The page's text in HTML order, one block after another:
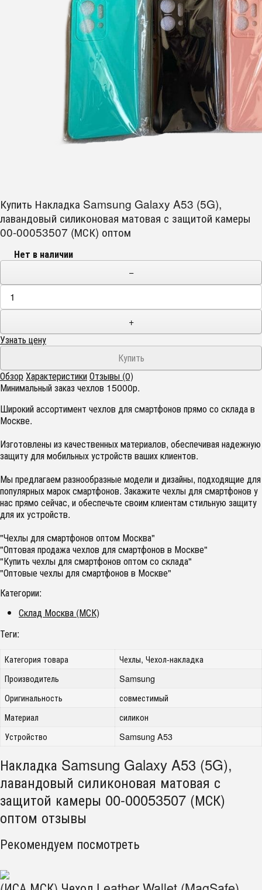
Купить Накладка Samsung Galaxy A53 (5G),
лавандовый силиконовая матовая с защитой камеры
00-00053507 (МСК) оптом
Нет в наличии
−
+
Узнать цену
ОбзорХарактеристикиОтзывы (0)
Минимальный заказ чехлов 15000р.
Широкий ассортимент чехлов для смартфонов прямо со склада в
Москве.
Изготовлены из качественных материалов, обеспечивая надежную
защиту для мобильных устройств ваших клиентов.
Мы предлагаем разнообразные модели и дизайны, подходящие для
популярных марок смартфонов. Закажите чехлы для смартфонов у
нас прямо сейчас, и обеспечьте своим клиентам стильную защиту
для их устройств.
"Чехлы для смартфонов оптом Москва"
"Оптовая продажа чехлов для смартфонов в Москве"
"Купить чехлы для смартфонов оптом со склада"
"Оптовые чехлы для смартфонов в Москве"
Категории:
Склад Москва (МСК)
Теги:
Категория товара
Чехлы, Чехол-накладка
Производитель
Samsung
Оригинальность
совместимый
Материал
силикон
Устройство
Samsung A53
Накладка Samsung Galaxy A53 (5G),
лавандовый силиконовая матовая с
защитой камеры 00-00053507 (МСК)
оптом отзывы
Рекомендуем посмотреть